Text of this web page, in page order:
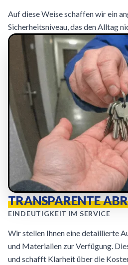
Auf diese Weise schaffen wir ein
Sicherheitsniveau, das den Alltag
TRANSPARENTE
EINDEUTIGKEIT IM SERVICE
Wir stellen Ihnen eine detaillierte
und Materialien zur Verfügung.
und schafft Klarheit über die